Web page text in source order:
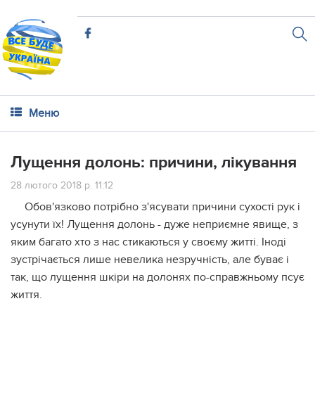
Меню
Лущення долонь: причини, лікування
28 лютого 2018 р. 11:12
Обов'язково потрібно з'ясувати причини сухості рук і
усунути їх! Лущення долонь - дуже неприємне явище, з
яким багато хто з нас стикаються у своєму житті. Іноді
зустрічається лише невелика незручність, але буває і
так, що лущення шкіри на долонях по-справжньому псує
життя.